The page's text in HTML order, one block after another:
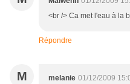
<br /> Ca met l'eau à la
Répondre
M melanie 01/12/2009